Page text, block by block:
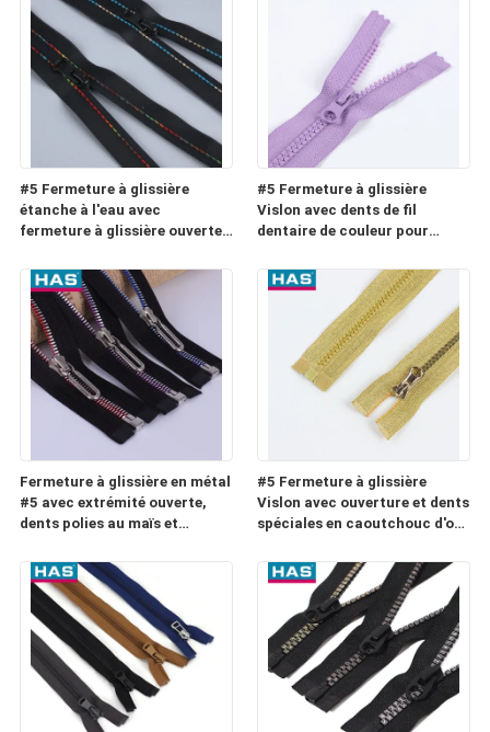
#5 Fermeture à glissière
étanche à l'eau avec
fermeture à glissière ouverte
glissière à double fil de
couleur pour les vêtements
#5 Fermeture à glissière
Vislon avec dents de fil
dentaire de couleur pour
Fermeture à glissière en métal
#5 avec extrémité ouverte,
dents polies au maïs et
#5 Fermeture à glissière
Vislon avec ouverture et dents
spéciales en caoutchouc d'or